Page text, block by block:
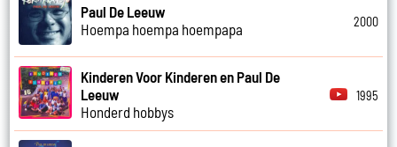
Paul De Leeuw
Hoempa hoempa hoempapa
2000
Kinderen Voor Kinderen en Paul De
Leeuw
Honderd hobbys
1995